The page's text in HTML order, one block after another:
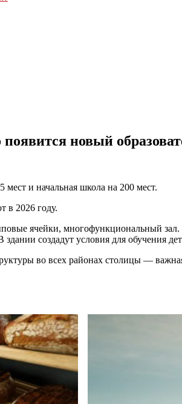
новый
мест и начальная школа на 200 мест.
в 2026 году.
ячейки, многофункциональный
создадут условия для обучения
во всех районах столицы —